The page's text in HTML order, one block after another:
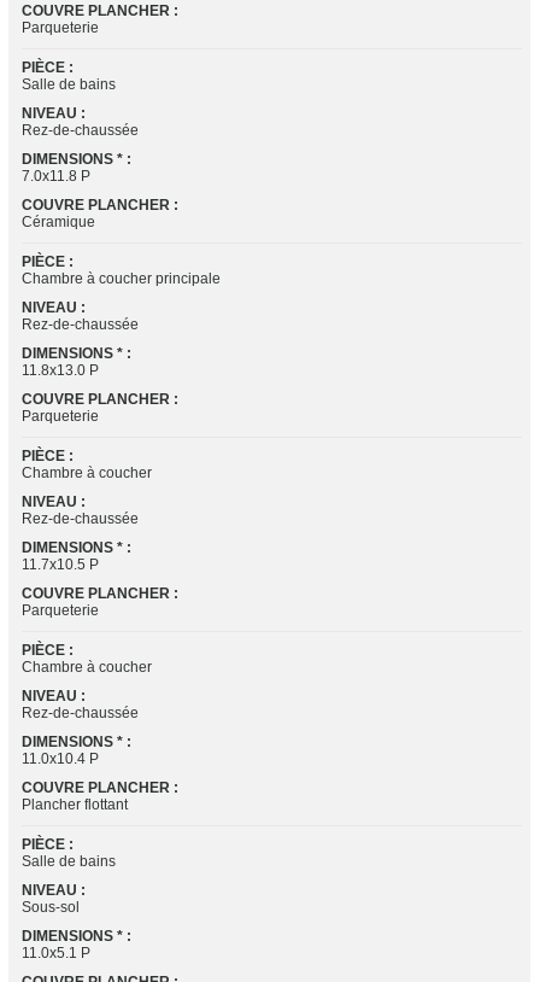
COUVRE PLANCHER :
Parqueterie
PIÈCE :
Salle de bains
NIVEAU :
Rez-de-chaussée
DIMENSIONS * :
7.0x11.8 P
COUVRE PLANCHER :
Céramique
PIÈCE :
Chambre à coucher principale
NIVEAU :
Rez-de-chaussée
DIMENSIONS * :
11.8x13.0 P
COUVRE PLANCHER :
Parqueterie
PIÈCE :
Chambre à coucher
NIVEAU :
Rez-de-chaussée
DIMENSIONS * :
11.7x10.5 P
COUVRE PLANCHER :
Parqueterie
PIÈCE :
Chambre à coucher
NIVEAU :
Rez-de-chaussée
DIMENSIONS * :
11.0x10.4 P
COUVRE PLANCHER :
Plancher flottant
PIÈCE :
Salle de bains
NIVEAU :
Sous-sol
DIMENSIONS * :
11.0x5.1 P